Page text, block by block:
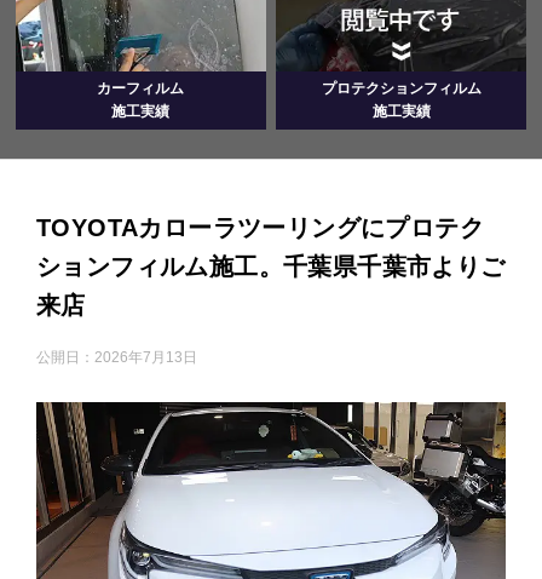
カーフィルム
施工実績
プロテクションフィルム
施工実績
TOYOTAカローラツーリングにプロテク
ションフィルム施工。千葉県千葉市よりご
来店
公開日： 2026年7月13日